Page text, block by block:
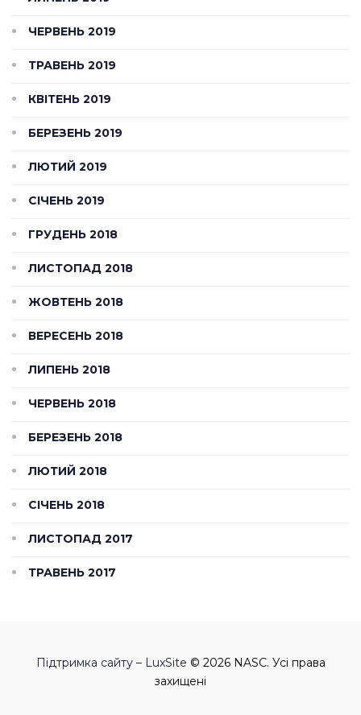
ЧЕРВЕНЬ 2019
ТРАВЕНЬ 2019
КВІТЕНЬ 2019
БЕРЕЗЕНЬ 2019
ЛЮТИЙ 2019
СІЧЕНЬ 2019
ГРУДЕНЬ 2018
ЛИСТОПАД 2018
ЖОВТЕНЬ 2018
ВЕРЕСЕНЬ 2018
ЛИПЕНЬ 2018
ЧЕРВЕНЬ 2018
БЕРЕЗЕНЬ 2018
ЛЮТИЙ 2018
СІЧЕНЬ 2018
ЛИСТОПАД 2017
ТРАВЕНЬ 2017
Підтримка сайту – LuxSite © 2026 NASC. Усі права
захищені